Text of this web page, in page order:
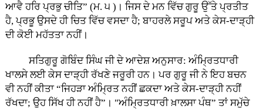
ਆਵੈ ਹਰਿ ਪ੍ਰਭੁ ਚੀਤਿ” (ਮ. ੫ )। ਜਿਸ ਦੇ ਮਨ ਵਿੱਚ ਗੁਰੂ ਉੱਤੇ ਪ੍ਰਤੀਤ
ਹੈ, ਪ੍ਰਭੂ ਉਸਦੇ ਹੀ ਚਿਤ ਵਿੱਚ ਵਸਦਾ ਹੈ; ਬਾਹਰਲੇ ਸਰੂਪ ਅਤੇ ਕੇਸ-ਦਾੜ੍ਹੀ
ਦੀ ਕੋਈ ਮਹੱਤਤਾ ਨਹੀਂ।
ਸਤਿਗੁਰੂ ਗੋਬਿੰਦ ਸਿੰਘ ਜੀ ਦੇ ਆਦੇਸ਼ ਅਨੁਸਾਰ: ਅੰਮ੍ਰਿਤਧਾਰੀ
ਖਾਲਸੇ ਲਈ ਕੇਸ ਦਾੜ੍ਹੀ ਰੱਖਣੇ ਜਰੂਰੀ ਹਨ। ਪਰ ਗੁਰੂ ਜੀ ਨੇ ਇਹ ਬਚਨ
ਵੀ ਨਹੀਂ ਕੀਤਾ “ਜਿਹੜਾ ਅੰਮ੍ਰਿਤ ਨਹੀਂ ਛਕਦਾ ਅਤੇ ਕੇਸ-ਦਾੜ੍ਹੀ ਨਹੀਂ
ਰੱਖਦਾ; ਉਹ ਸਿੱਖ ਹੀ ਨਹੀਂ ਹੈ”। "ਅੰਮ੍ਰਿਤਧਾਰੀ ਖ਼ਾਲਸਾ ਪੰਥ” ਤਾਂ ਸਮੁੱਚੇ